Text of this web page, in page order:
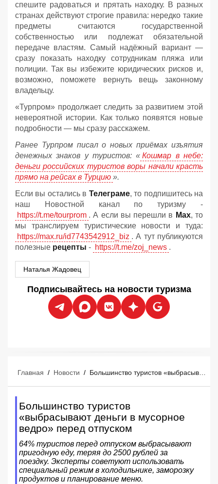
спешите радоваться и прятать находку. В разных
странах действуют строгие правила: нередко такие
предметы считаются государственной
собственностью или подлежат обязательной
передаче властям. Самый надёжный вариант —
сразу показать находку сотрудникам пляжа или
полиции. Так вы избежите юридических рисков и,
возможно, поможете вернуть вещь законному
владельцу.
«Турпром» продолжает следить за развитием этой
невероятной истории. Как только появятся новые
подробности — мы сразу расскажем.
Ранее Турпром писал о новых приёмах изъятия
денежных знаков у туристов: « Кошмар в небе:
деньги российских туристов воры начали красть
прямо на рейсах в Турцию ».
Если вы остались в Телеграме, то подпишитесь на
наш Новостной канал по туризму -
https://t.me/tourprom . А если вы перешли в Мах, то
мы транслируем туристические новости и туда:
https://max.ru/id7743542912_biz . А тут публикуются
полезные рецепты - https://t.me/zoj_news .
Наталья Жадовец
Подписывайтесь на новости туризма
Главная / Новости / Большинство туристов «выбрасывают деньги в мусорное ведро» перед отпуском
Большинство туристов
«выбрасывают деньги в мусорное
ведро» перед отпуском
64% туристов перед отпуском выбрасывают
пригодную еду, теряя до 2500 рублей за
поездку. Эксперты советуют использовать
специальный режим в холодильнике, заморозку
продуктов и планирование меню.